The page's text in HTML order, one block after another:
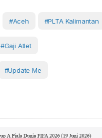
#Aceh #PLTA Kalimantan
#gaji Atlet
#Update Me